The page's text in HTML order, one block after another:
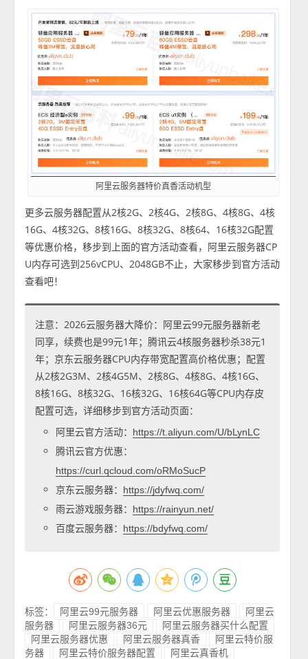
阿里云服务器特价真香活动机型
更多云服务器配置从2核2G、2核4G、2核8G、4核8G、4核
16G、4核32G、8核16G、8核32G、8核64、16核32G配置
等优惠价格，移步到上面的官方活动查看，阿里云服务器CP
U内存可选到256vCPU、2048GB不止，大家移步到官方活动
查看吧！
注意：2026云服务器大降价：阿里云99元服务器新老
同享，续费也是99元1年；腾讯云4核服务器秒杀38元1
年；京东云服务器CPU内存带宽配置高价格优惠；配置
从2核2G3M、2核4G5M、2核8G、4核8G、4核16G、
8核16G、8核32G、16核32G、16核64G等CPU内存皮
配置可选，详细移步到官方活动页面：
阿里云官方活动：
https://t.aliyun.com/U/bLynLC
腾讯云官方优惠：
https://curl.qcloud.com/oRMoSucP
京东云服务器： https://jdyfwq.com/
雨云游戏服务器： https://rainyun.net/
百度云服务器： https://bdyfwq.com/
标签： 阿里云99元服务器 阿里云优惠服务器
阿里云
服务器
阿里云服务器36元
阿里云服务器买什么配置
阿里云服务器优惠
阿里云服务器真香
阿里云特价服
务器
阿里云特价服务器配置 阿里云真香机